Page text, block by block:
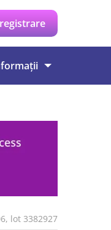
lot 3382927